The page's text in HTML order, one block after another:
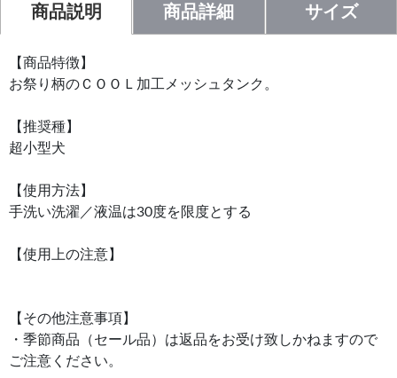
商品説明 商品詳細 サイズ
【商品特徴】
お祭り柄のＣＯＯＬ加工メッシュタンク。
【推奨種】
超小型犬
【使用方法】
手洗い洗濯／液温は30度を限度とする
【使用上の注意】
【その他注意事項】
・季節商品（セール品）は返品をお受け致しかねますので
ご注意ください。